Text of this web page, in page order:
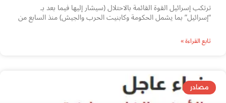
ترتكب إسرائيل القوة القائمة بالاحتلال (سيشار إليها فيما بعد بـ
“إسرائيل” بما يشمل الحكومة وكابنيت الحرب والجيش) منذ السابع من
تابع القراءة »
مصادر